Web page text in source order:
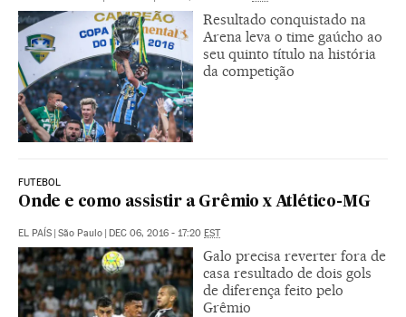
Resultado conquistado na
Arena leva o time gaúcho ao
seu quinto título na história
da competição
FUTEBOL
Onde e como assistir a Grêmio x Atlético-MG
EL PAÍS | São Paulo | DEC 06, 2016 - 17:20 EST
Galo precisa reverter fora de
casa resultado de dois gols
de diferença feito pelo
Grêmio